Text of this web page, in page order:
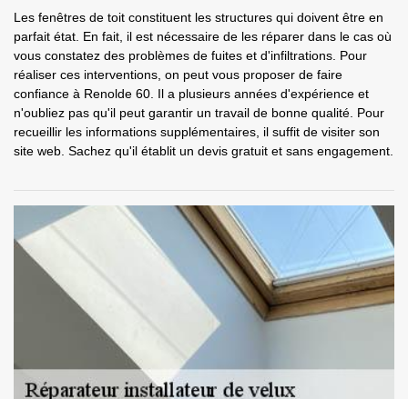
Les fenêtres de toit constituent les structures qui doivent être en
parfait état. En fait, il est nécessaire de les réparer dans le cas où
vous constatez des problèmes de fuites et d'infiltrations. Pour
réaliser ces interventions, on peut vous proposer de faire
confiance à Renolde 60. Il a plusieurs années d'expérience et
n'oubliez pas qu'il peut garantir un travail de bonne qualité. Pour
recueillir les informations supplémentaires, il suffit de visiter son
site web. Sachez qu'il établit un devis gratuit et sans engagement.